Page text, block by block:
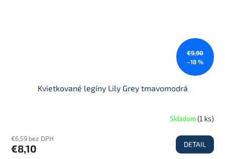
€9,90
–18 %
Kvietkované legíny Lily Grey tmavomodrá
Skladom(1 ks)
€6,59 bez DPH
€8,10 DETAIL